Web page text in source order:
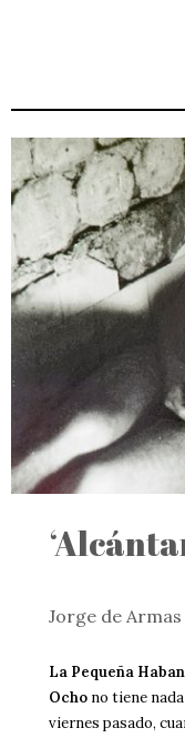
Jorge de Armas
La Pequeña
Ocho no tiene
viernes pasado,